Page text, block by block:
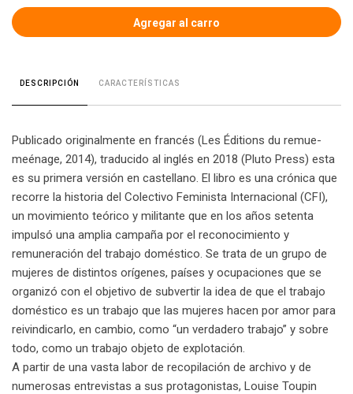
DESCRIPCIÓN CARACTERÍSTICAS
Publicado originalmente en francés (Les Éditions du remue-
meénage, 2014), traducido al inglés en 2018 (Pluto Press) esta
es su primera versión en castellano. El libro es una crónica que
recorre la historia del Colectivo Feminista Internacional (CFI),
un movimiento teórico y militante que en los años setenta
impulsó una amplia campaña por el reconocimiento y
remuneración del trabajo doméstico. Se trata de un grupo de
mujeres de distintos orígenes, países y ocupaciones que se
organizó con el objetivo de subvertir la idea de que el trabajo
doméstico es un trabajo que las mujeres hacen por amor para
reivindicarlo, en cambio, como “un verdadero trabajo” y sobre
todo, como un trabajo objeto de explotación.
A partir de una vasta labor de recopilación de archivo y de
numerosas entrevistas a sus protagonistas, Louise Toupin